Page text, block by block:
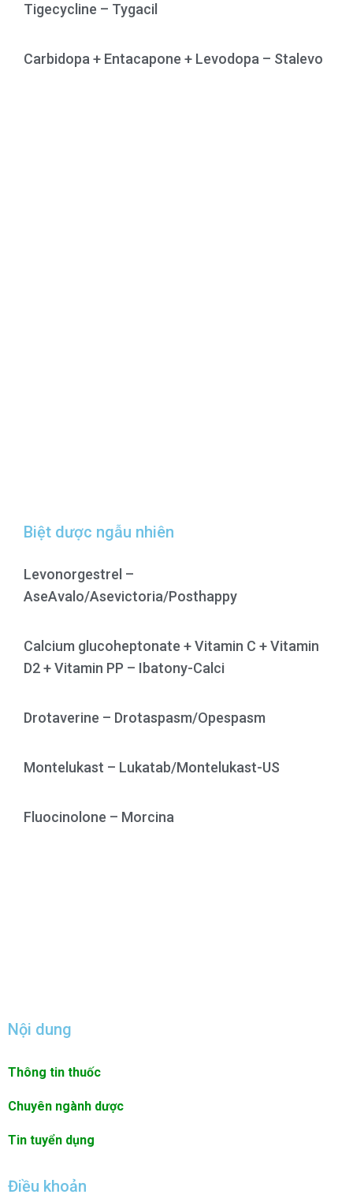
Tigecycline – Tygacil
Carbidopa + Entacapone + Levodopa – Stalevo
Biệt dược ngẫu nhiên
Levonorgestrel –
AseAvalo/Asevictoria/Posthappy
Calcium glucoheptonate + Vitamin C + Vitamin
D2 + Vitamin PP – Ibatony-Calci
Drotaverine – Drotaspasm/Opespasm
Montelukast – Lukatab/Montelukast-US
Fluocinolone – Morcina
Nội dung
Thông tin thuốc
Chuyên ngành dược
Tin tuyển dụng
Điều khoản